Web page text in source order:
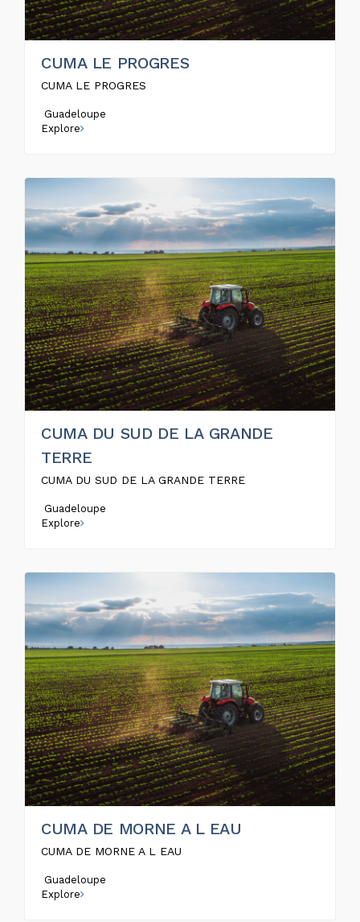
CUMA LE PROGRES
CUMA LE PROGRES
Guadeloupe
Explore
CUMA DU SUD DE LA GRANDE
TERRE
CUMA DU SUD DE LA GRANDE TERRE
Guadeloupe
Explore
CUMA DE MORNE A L EAU
CUMA DE MORNE A L EAU
Guadeloupe
Explore